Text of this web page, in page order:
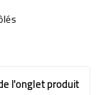
l'onglet produit